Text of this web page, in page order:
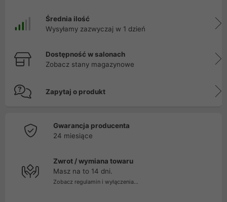
Średnia ilość
Wysyłamy zazwyczaj w 1 dzień
Dostępność w salonach
Zobacz stany magazynowe
Zapytaj o produkt
Gwarancja producenta
24 miesiące
Zwrot / wymiana towaru
Masz na to 14 dni.
Zobacz regulamin i wyłączenia...